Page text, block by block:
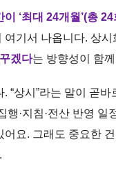
이 ‘최대 24개월’(총 24
여기서 나옵니다. 상
겠다는 방향성이 함
“상시”라는 말이 곧
행·지침·전산 반영 일
요. 그래도 중요한